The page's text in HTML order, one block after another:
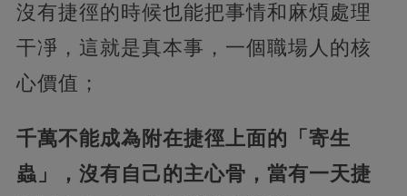
沒有捷徑的時候也能把事情和麻煩處理
干凈，這就是真本事，一個職場人的核
心價值；
千萬不能成為附在捷徑上面的「寄生
蟲」，沒有自己的主心骨，當有一天捷